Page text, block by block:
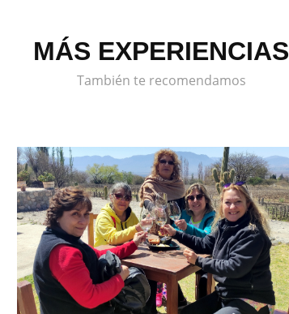
MÁS EXPERIENCIAS
También te recomendamos